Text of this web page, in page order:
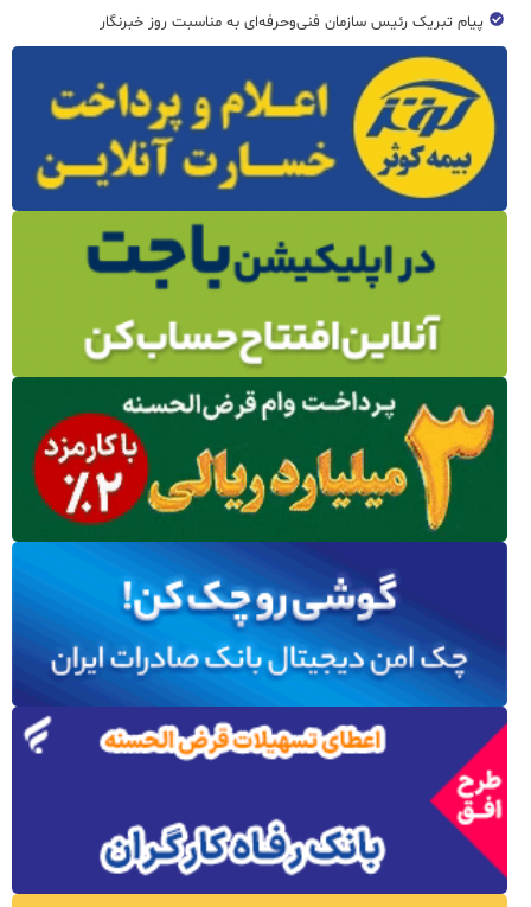
پیام تبریک رئیس سازمان فنی‌و‌حرفه‌ای به مناسبت روز خبرنگار